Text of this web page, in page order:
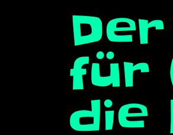
für
die